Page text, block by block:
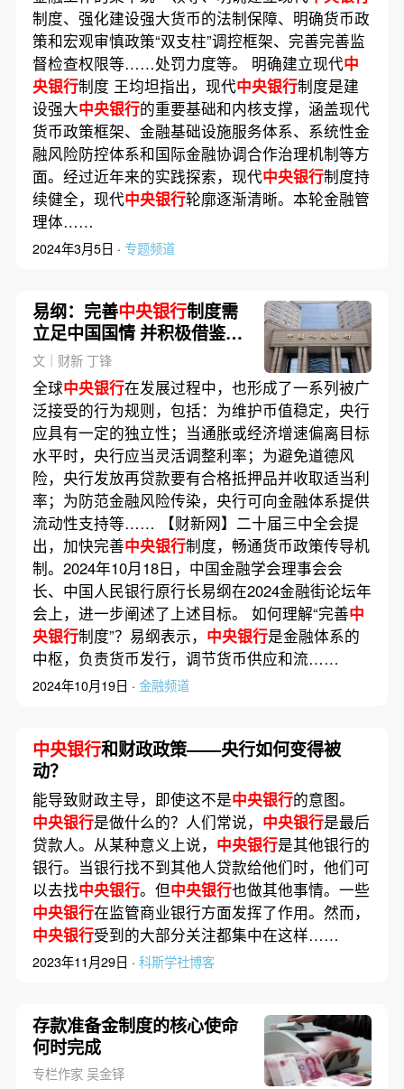
制度、强化建设强大货币的法制保障、明确货币政
策和宏观审慎政策“双支柱”调控框架、完善完善监
督检查权限等……处罚力度等。 明确建立现代中
央银行制度 王均坦指出，现代中央银行制度是建
设强大中央银行的重要基础和内核支撑，涵盖现代
货币政策框架、金融基础设施服务体系、系统性金
融风险防控体系和国际金融协调合作治理机制等方
面。经过近年来的实践探索，现代中央银行制度持
续健全，现代中央银行轮廓逐渐清晰。本轮金融管
理体……
2024年3月5日 · 专题频道
易纲：完善中央银行制度需
立足中国国情 并积极借鉴国
际有益实践
文｜财新 丁锋
全球中央银行在发展过程中，也形成了一系列被广
泛接受的行为规则，包括：为维护币值稳定，央行
应具有一定的独立性；当通胀或经济增速偏离目标
水平时，央行应当灵活调整利率；为避免道德风
险，央行发放再贷款要有合格抵押品并收取适当利
率；为防范金融风险传染，央行可向金融体系提供
流动性支持等…… 【财新网】二十届三中全会提
出，加快完善中央银行制度，畅通货币政策传导机
制。2024年10月18日，中国金融学会理事会会
长、中国人民银行原行长易纲在2024金融街论坛年
会上，进一步阐述了上述目标。 如何理解“完善中
央银行制度”？易纲表示， 中央银行是金融体系的
中枢，负责货币发行，调节货币供应和流……
2024年10月19日 · 金融频道
中央银行和财政政策——央行如何变得被
动？
能导致财政主导，即使这不是中央银行的意图。
中央银行是做什么的？人们常说， 中央银行是最后
贷款人。从某种意义上说， 中央银行是其他银行的
银行。当银行找不到其他人贷款给他们时，他们可
以去找中央银行。但中央银行也做其他事情。一些
中央银行在监管商业银行方面发挥了作用。然而，
中央银行受到的大部分关注都集中在这样……
2023年11月29日 · 科斯学社博客
存款准备金制度的核心使命
何时完成
专栏作家 吴金铎